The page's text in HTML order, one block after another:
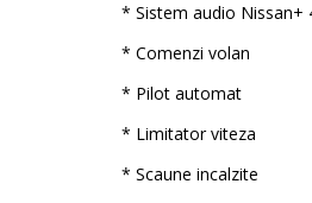
* Sistem audio Nissan+
* Comenzi volan
* Pilot automat
* Limitator viteza
* Scaune incalzite